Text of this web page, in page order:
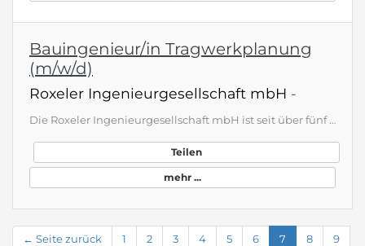
Bauingenieur/in Tragwerkplanung
(m/w/d)
Roxeler Ingenieurgesellschaft mbH -
Die Roxeler Ingenieurgesellschaft mbH ist seit über fünf Jahrzehnten ein erfahrener Partner im Bauwesen und bietet nachhaltige, ganzheitliche Lösungen für komplexe Planungsaufgaben. Mit Expertise im Hoch-, Tief-, Ingenieur- und Straßenbau sowie im Baustoffprüfwesen und der Bauwerkserhaltung steht Roxeler für innovative und zuverlässige Bauprojekte, auch im Bereich Betonsanierung und Instandsetzung historischer Bauwerke. Wir suchen eine/n Bauingenieur/in Tragwerkplanung (m/w/d), der/die unser en…
Teilen
mehr ...
← Seite zurück 1 2 3 4 5 6 7 8
9